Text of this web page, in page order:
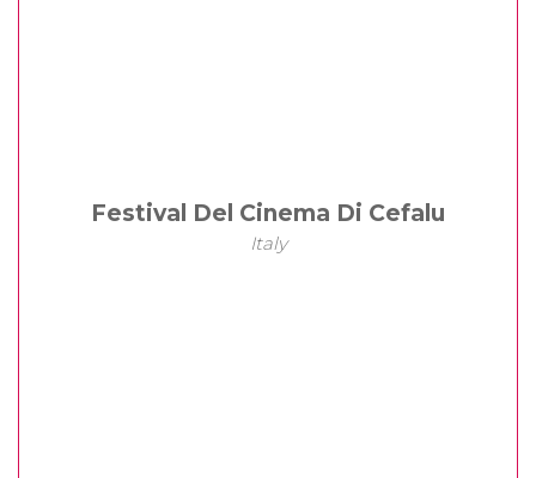
Festival Del Cinema Di Cefalu
Italy